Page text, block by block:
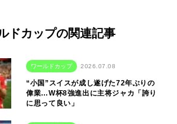
ドカップの関連記事
ワールドカップ 2026.07.08
“小国”スイスが成し遂げた72年ぶりの
偉業…W杯8強進出に主将ジャカ「誇り
に思って良い」